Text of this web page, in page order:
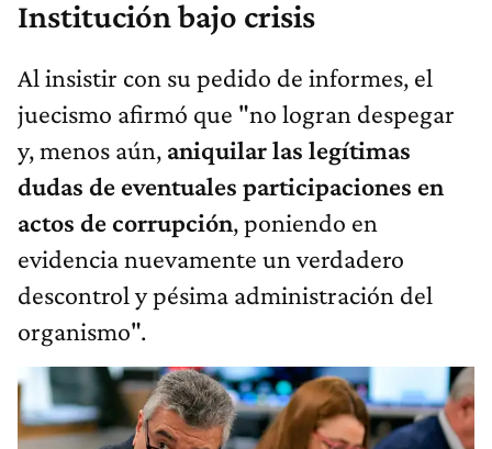
Institución bajo crisis
Al insistir con su pedido de informes, el
juecismo afirmó que "no logran despegar
y, menos aún, aniquilar las legítimas
dudas de eventuales participaciones en
actos de corrupción, poniendo en
evidencia nuevamente un verdadero
descontrol y pésima administración del
organismo".